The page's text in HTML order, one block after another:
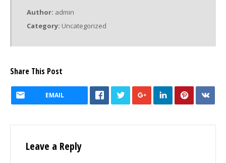
Author: admin
Category: Uncategorized
Share This Post
EMAIL
Leave a Reply